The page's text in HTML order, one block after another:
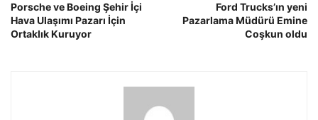
Porsche ve Boeing Şehir İçi
Hava Ulaşımı Pazarı İçin
Ortaklık Kuruyor
Ford Trucks’ın yeni
Pazarlama Müdürü Emine
Coşkun oldu